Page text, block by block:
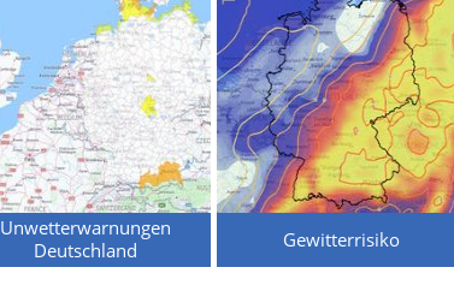
Unwetterwarnungen
Deutschland
Gewitterrisiko